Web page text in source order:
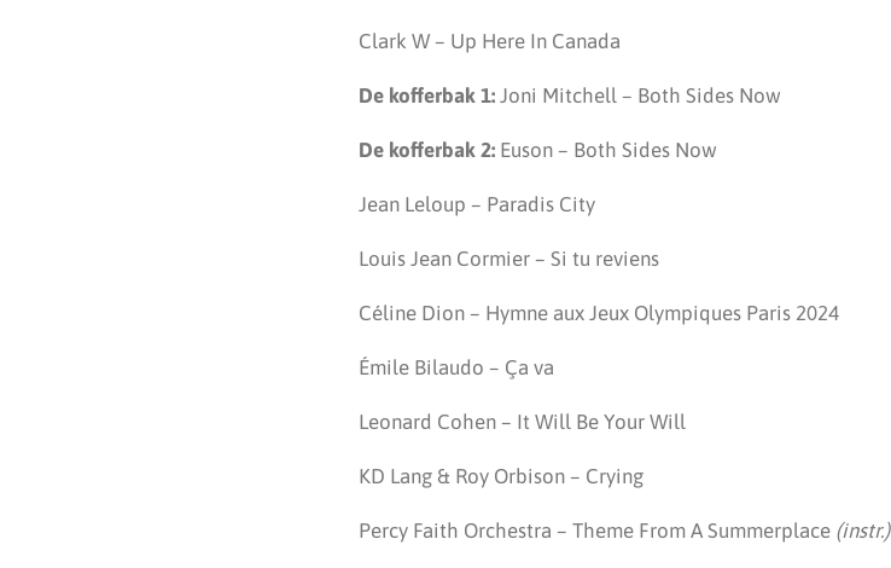
Clark W – Up Here In Canada
De kofferbak 1: Joni Mitchell – Both Sides Now
De kofferbak 2: Euson – Both Sides Now
Jean Leloup – Paradis City
Louis Jean Cormier – Si tu reviens
Céline Dion – Hymne aux Jeux Olympiques Paris 2024
Émile Bilaudo – Ça va
Leonard Cohen – It Will Be Your Will
KD Lang & Roy Orbison – Crying
Percy Faith Orchestra – Theme From A Summerplace (instr.)